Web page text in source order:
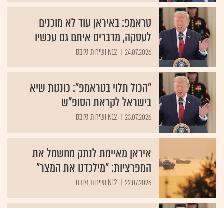
טראמפ: באיראן עוד לא מוכנים
לעסקה, מדברים איתם גם עכשיו
24.07.2026 N12 ושירות גלובס
"הכול תלוי בטראמפ": כוננות שיא
בישראל לקראת הסופ"ש
23.07.2026 N12 ושירות גלובס
איראן מאיימת לנתק מחשמל את
המפרציות: "מילכדנו את המצר"
22.07.2026 N12 ושירות גלובס